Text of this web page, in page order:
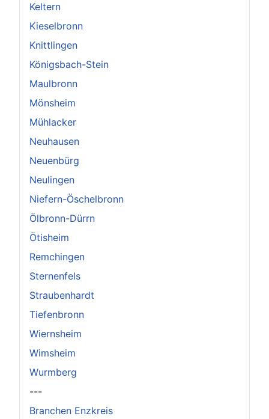
Keltern
Kieselbronn
Knittlingen
Königsbach-Stein
Maulbronn
Mönsheim
Mühlacker
Neuhausen
Neuenbürg
Neulingen
Niefern-Öschelbronn
Ölbronn-Dürrn
Ötisheim
Remchingen
Sternenfels
Straubenhardt
Tiefenbronn
Wiernsheim
Wimsheim
Wurmberg
---
Branchen Enzkreis